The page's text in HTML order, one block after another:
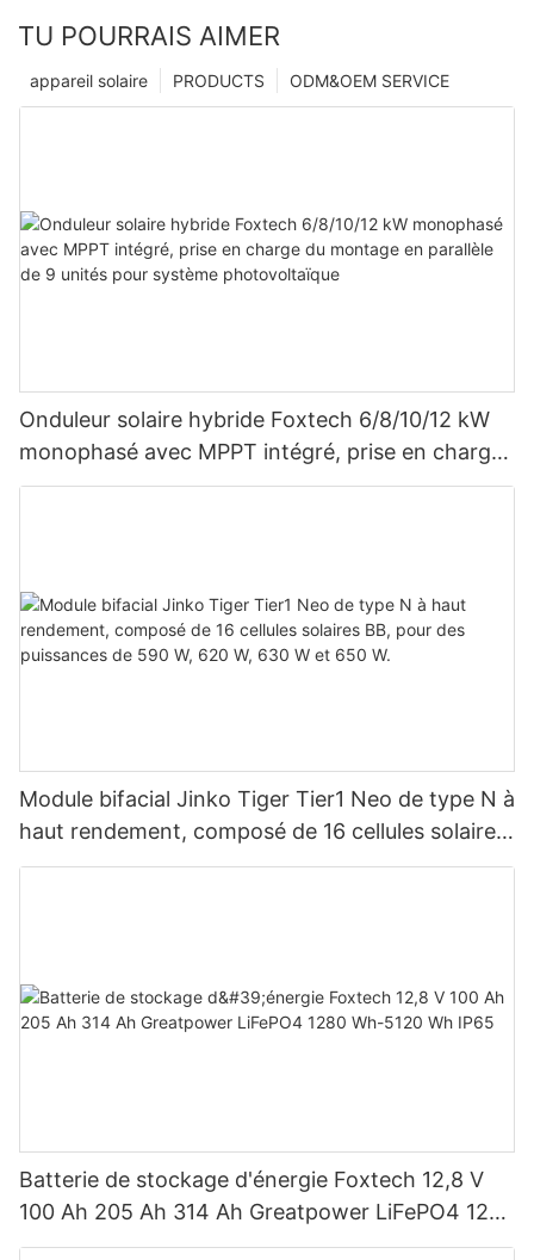
TU POURRAIS AIMER
ODM&OEM SERVICE
PRODUCTS
appareil solaire
Onduleur solaire hybride Foxtech 6/8/10/12 kW
monophasé avec MPPT intégré, prise en charge
du montage en parallèle de 9 unités pour
Module bifacial Jinko Tiger Tier1 Neo de type N à
haut rendement, composé de 16 cellules solaires
BB, pour des puissances de 590 W, 620 W, 630
Batterie de stockage d'énergie Foxtech 12,8 V
100 Ah 205 Ah 314 Ah Greatpower LiFePO4 1280
Wh-5120 Wh IP65